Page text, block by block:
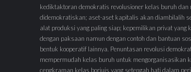
kediktaktoran demokratis revolusioner kelas buruh
didemokratiskan; aset-aset kapitalis akan diambilalih
alat produksi yang paling siap; kepemilikan privat yang
dengan paksaan namun dengan contoh dan bantuan
bentuk kooperatif lainnya. Penuntasan revolusi
mempermudah kelas buruh untuk mengorganisasikan
cengkraman kelas borjuis yang setengah hati dalam